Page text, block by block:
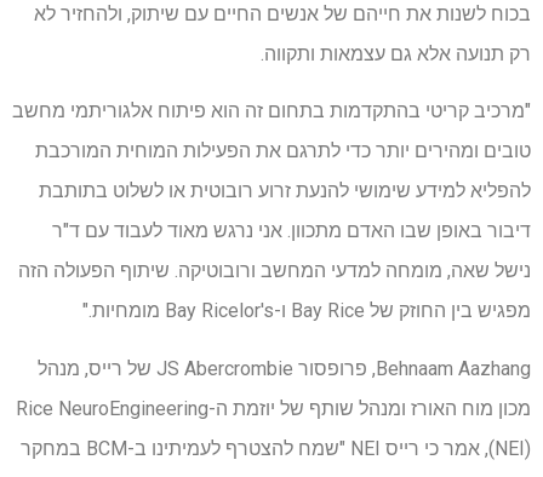
בכוח לשנות את חייהם של אנשים החיים עם שיתוק, ולהחזיר לא
רק תנועה אלא גם עצמאות ותקווה.
"מרכיב קריטי בהתקדמות בתחום זה הוא פיתוח אלגוריתמי מחשב
טובים ומהירים יותר כדי לתרגם את הפעילות המוחית המורכבת
להפליא למידע שימושי להנעת זרוע רובוטית או לשלוט בתותבת
דיבור באופן שבו האדם מתכוון. אני נרגש מאוד לעבוד עם ד"ר
נישל שאה, מומחה למדעי המחשב ורובוטיקה. שיתוף הפעולה הזה
מפגיש בין החוזק של Bay Rice ו-Bay Ricelor's מומחיות."
Behnaam Aazhang, פרופסור JS Abercrombie של רייס, מנהל
מכון מוח האורז ומנהל שותף של יוזמת ה-Rice NeuroEngineering
(NEI), אמר כי רייס NEI "שמח להצטרף לעמיתינו ב-BCM במחקר